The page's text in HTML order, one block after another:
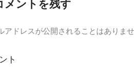
メントを残す
アドレスが公開されることはありませ
ト